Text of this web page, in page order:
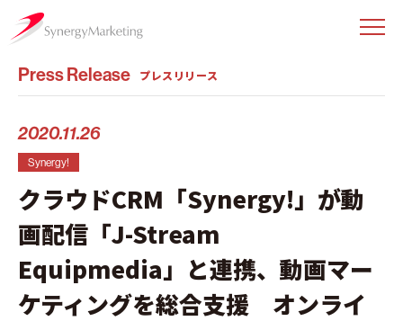
Press Release プレスリリース
クラウドCRM「Synergy!」が動
画配信「J-Stream
Equipmedia」と連携、動画マー
ケティングを総合支援 オンライ
2020.11.26
Synergy!